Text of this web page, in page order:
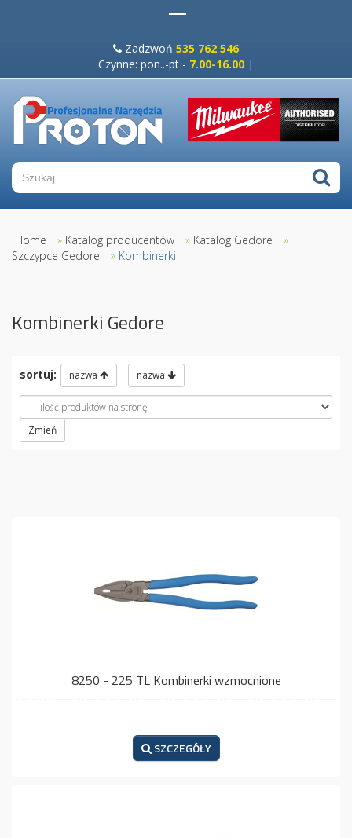
Zadzwoń 535 762 546
Czynne: pon..-pt - 7.00-16.00 |
Home » Katalog producentów » Katalog Gedore
»
Szczypce Gedore
» Kombinerki
Kombinerki Gedore
sortuj: nazwa nazwa
Zmień
8250 - 225 TL Kombinerki wzmocnione
SZCZEGÓŁY